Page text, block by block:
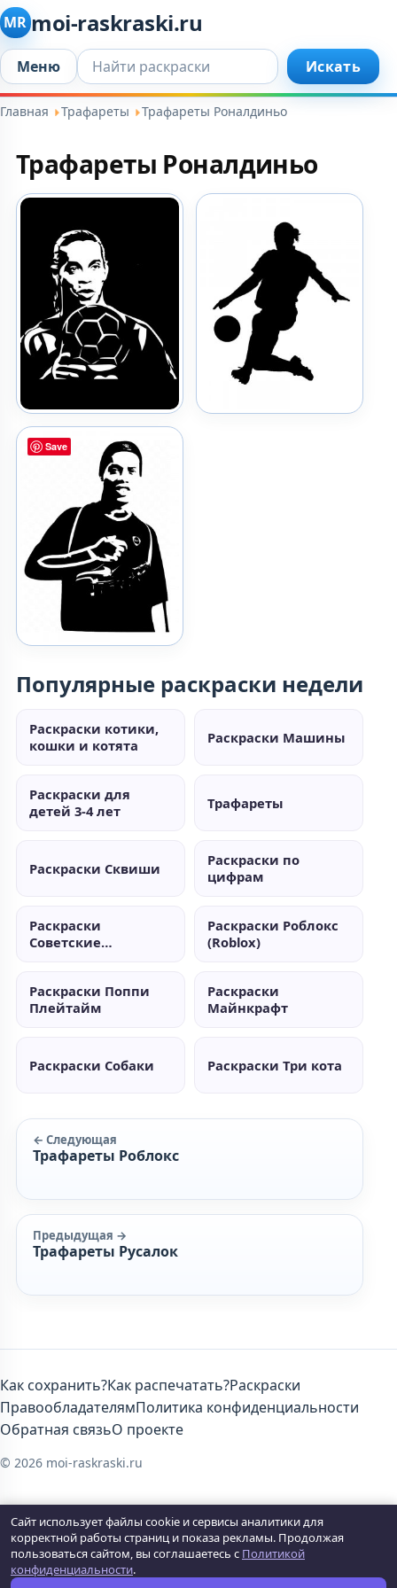
MR moi-raskraski.ru
Меню Искать... Искать
Главная Трафареты Трафареты Роналдиньо
Трафареты Роналдиньо
Популярные раскраски недели
Раскраски котики,
кошки и котята
Раскраски Машины
Раскраски для
детей 3-4 лет
Трафареты
Раскраски Сквиши
Раскраски по
цифрам
Раскраски
Советские
Раскраски Роблокс
(Roblox)
Раскраски Поппи
Плейтайм
Раскраски
Майнкрафт
Раскраски Собаки Раскраски Три кота
← Следующая
Трафареты Роблокс
Предыдущая →
Трафареты Русалок
Как сохранить?Как распечатать?Раскраски
ПравообладателямПолитика конфиденциальности
Обратная связьО проекте
© 2026 moi-raskraski.ru
Сайт использует файлы cookie и сервисы аналитики для
корректной работы страниц и показа рекламы. Продолжая
пользоваться сайтом, вы соглашаетесь с Политикой
конфиденциальности.
Save